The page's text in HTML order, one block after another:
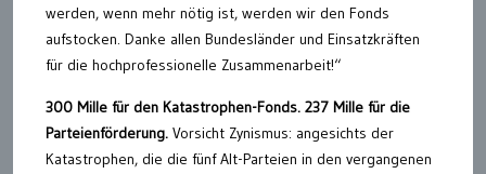
werden, wenn mehr nötig ist, werden wir den Fonds
aufstocken. Danke allen Bundesländer und Einsatzkräften
für die hochprofessionelle Zusammenarbeit!“
300 Mille für den Katastrophen-Fonds. 237 Mille für die
Parteienförderung. Vorsicht Zynismus: angesichts der
Katastrophen, die die fünf Alt-Parteien in den vergangenen